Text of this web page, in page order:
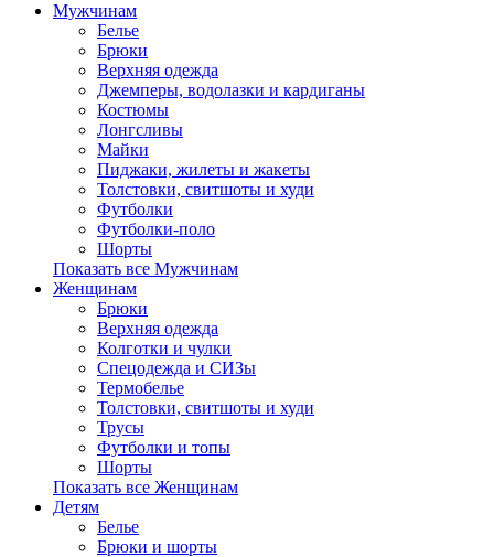
Мужчинам
Белье
Брюки
Верхняя одежда
Джемперы, водолазки и кардиганы
Костюмы
Лонгсливы
Майки
Пиджаки, жилеты и жакеты
Толстовки, свитшоты и худи
Футболки
Футболки-поло
Шорты
Показать все Мужчинам
Женщинам
Брюки
Верхняя одежда
Колготки и чулки
Спецодежда и СИЗы
Термобелье
Толстовки, свитшоты и худи
Трусы
Футболки и топы
Шорты
Показать все Женщинам
Детям
Белье
Брюки и шорты